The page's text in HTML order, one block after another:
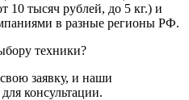
10 тысяч рублей, до 5 кг.) и
в разные регионы РФ.
техники?
заявку, и наши
консультации.